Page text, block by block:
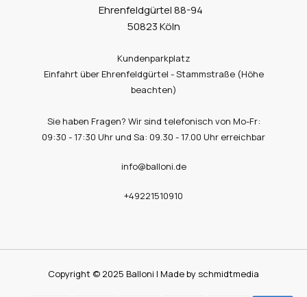
Ehrenfeldgürtel 88-94
50823 Köln
Kundenparkplatz
Einfahrt über Ehrenfeldgürtel - Stammstraße (Höhe
beachten)
Sie haben Fragen? Wir sind telefonisch von Mo-Fr:
09:30 - 17:30 Uhr und Sa: 09.30 - 17.00 Uhr erreichbar
info@balloni.de
+49221510910
Copyright © 2025 Balloni | Made by schmidtmedia